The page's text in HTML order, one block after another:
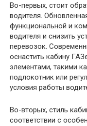
Во-первых, стоит
водителя.
функциональной и
водителя и снизить
перевозок.
оснастить кабину
элементами, такими
подлокотник или
условия работы
Во-вторых, стиль
соответствии с